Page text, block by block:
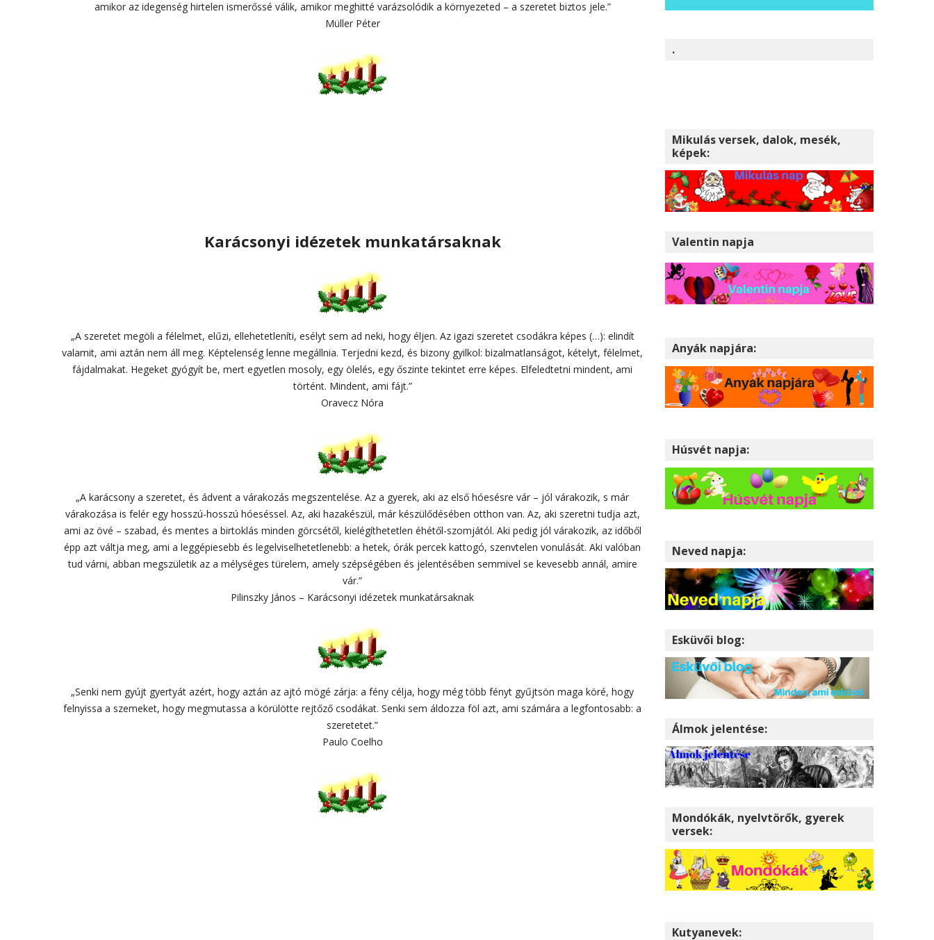
amikor az idegenség hirtelen ismerőssé válik, amikor meghitté varázsolódik a környezeted – a szeretet biztos jele.”
Müller Péter
Karácsonyi idézetek munkatársaknak
„A szeretet megöli a félelmet, elűzi, ellehetetleníti, esélyt sem ad neki, hogy éljen. Az igazi szeretet csodákra képes (…): elindít
valamit, ami aztán nem áll meg. Képtelenség lenne megállnia. Terjedni kezd, és bizony gyilkol: bizalmatlanságot, kételyt, félelmet,
fájdalmakat. Hegeket gyógyít be, mert egyetlen mosoly, egy ölelés, egy őszinte tekintet erre képes. Elfeledtetni mindent, ami
történt. Mindent, ami fájt.”
Oravecz Nóra
„A karácsony a szeretet, és ádvent a várakozás megszentelése. Az a gyerek, aki az első hóesésre vár – jól várakozik, s már
várakozása is felér egy hosszú-hosszú hóeséssel. Az, aki hazakészül, már készülődésében otthon van. Az, aki szeretni tudja azt,
ami az övé – szabad, és mentes a birtoklás minden görcsétől, kielégíthetetlen éhétől-szomjától. Aki pedig jól várakozik, az időből
épp azt váltja meg, ami a leggépiesebb és legelviselhetetlenebb: a hetek, órák percek kattogó, szenvtelen vonulását. Aki valóban
tud várni, abban megszületik az a mélységes türelem, amely szépségében és jelentésében semmivel se kevesebb annál, amire
vár.”
Pilinszky János – Karácsonyi idézetek munkatársaknak
„Senki nem gyújt gyertyát azért, hogy aztán az ajtó mögé zárja: a fény célja, hogy még több fényt gyűjtsön maga köré, hogy
felnyissa a szemeket, hogy megmutassa a körülötte rejtőző csodákat. Senki sem áldozza föl azt, ami számára a legfontosabb: a
szeretetet.”
Paulo Coelho
.
Mikulás versek, dalok, mesék,
képek:
Valentin napja
Anyák napjára:
Húsvét napja:
Neved napja:
Esküvői blog:
Álmok jelentése:
Mondókák, nyelvtörők, gyerek
versek:
Kutyanevek: